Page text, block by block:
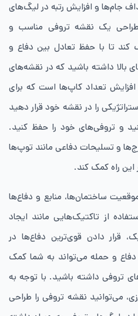
جام‌ها و افزایش رتبه در لیگ‌های
یک نقشه تروفی مناسب و
کند تا با حفظ تعادل بین دفاع و
بالا داشته باشید که در نقشه‌های
تعداد کاپ‌ها است که برای
را در نقشه خود قرار دهید
و تروفی‌های خود را حفظ کنید.
و تسلیحات دفاعی مانند توپ‌ها
این راه کمک کند.
ساختمان‌ها، منابع و دفاع‌ها
از تاکتیک‌هایی مانند ایجاد
قرار دادن قوی‌ترین دفاع‌ها در
و حمله می‌تواند به شما کمک
تروفی داشته باشید. با توجه به
می‌توانید نقشه تروفی را طراحی